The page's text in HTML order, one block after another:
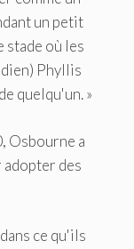
un petit
stade où les
Phyllis
quelqu'un. »
Osbourne a
des
ce qu'ils